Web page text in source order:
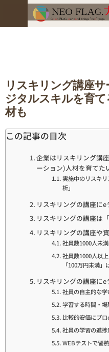
リスキリング講座
ジタルスキルを育
材も
この記事の目次
企業はリスキリング講
ーション)人材を育てた
実施中のリスキ
析」
リスキリングの講座に
リスキリングの講座は
リスキリングの講座や
社員数1000人未
社員数1000人以
「100万円未満」
リスキリングの講座に
社員の自主的な学
学習する時間・
比較的安価にプ
社員の学習の進
WEBテストで習